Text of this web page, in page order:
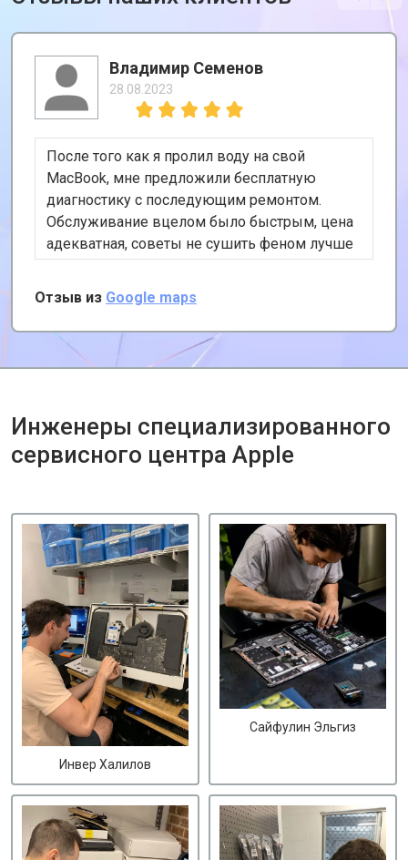
Владимир Семенов
28.08.2023
После того как я пролил воду на свой
MacBook, мне предложили бесплатную
диагностику с последующим ремонтом.
Обслуживание вцелом было быстрым, цена
адекватная, советы не сушить феном лучше
поздно чем никогда, но это уже совсем
другая история). Я определенно рекомендую
этот сервис и обращусь снова при
необходимости.
Отзыв из Google maps
Инженеры специализированного
сервисного центра Apple
Инвер Халилов
Сайфулин Эльгиз